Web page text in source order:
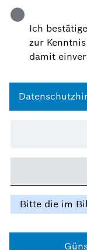
Ich
zur
damit
Bitte die im